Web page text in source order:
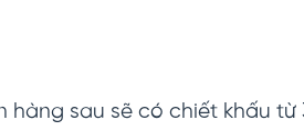
sau sẽ có chiết khấu từ